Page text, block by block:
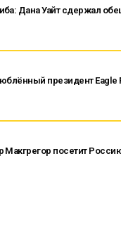
Дана Уайт сдержал
президент Eagle
Макгрегор посетит